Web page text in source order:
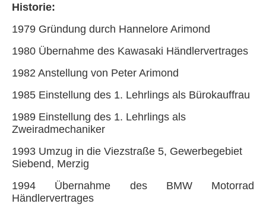
Historie:
1979 Gründung durch Hannelore Arimond
1980 Übernahme des Kawasaki Händlervertrages
1982 Anstellung von Peter Arimond
1985 Einstellung des 1. Lehrlings als Bürokauffrau
1989 Einstellung des 1. Lehrlings als
Zweiradmechaniker
1993 Umzug in die Viezstraße 5, Gewerbegebiet
Siebend, Merzig
1994 Übernahme des BMW Motorrad
Händlervertrages